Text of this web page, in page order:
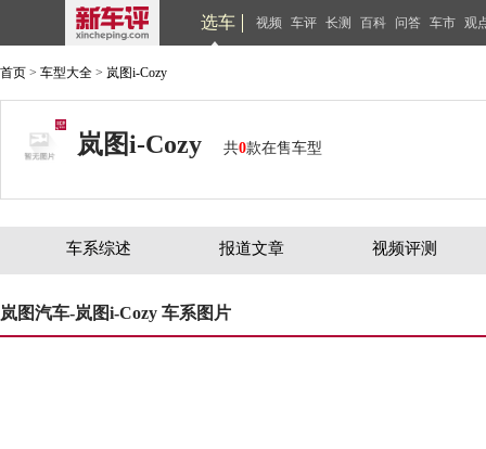
选车 视频 车评 长测 百科 问答 车市 观
首页 > 车型大全 > 岚图i-Cozy
岚图i-Cozy 共0款在售车型
车系综述 报道文章 视频评测
岚图汽车-岚图i-Cozy 车系图片